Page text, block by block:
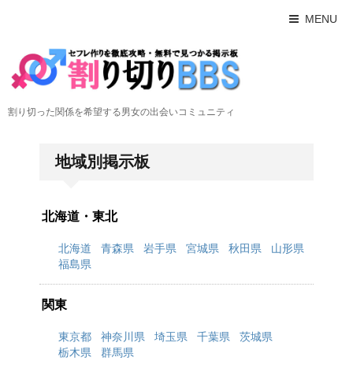
MENU
割り切った関係を希望する男女の出会いコミュニティ
地域別掲示板
北海道・東北
北海道 青森県 岩手県 宮城県 秋田県
山形県
福島県
関東
東京都 神奈川県 埼玉県 千葉県
茨城県
栃木県
群馬県